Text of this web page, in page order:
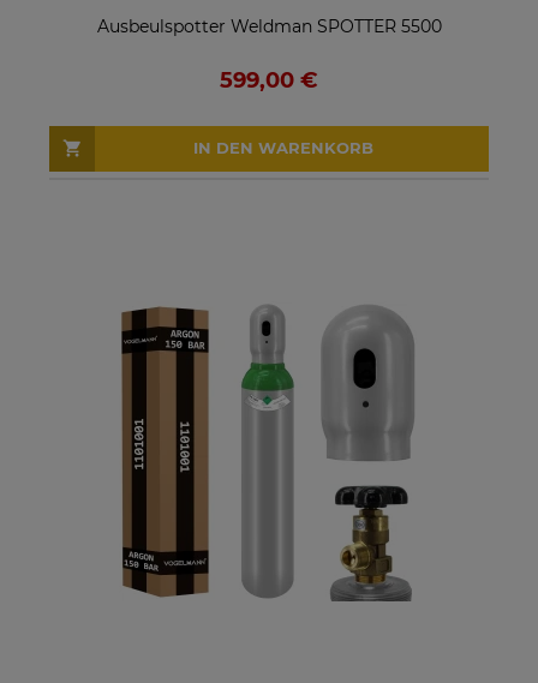
Ausbeulspotter Weldman SPOTTER 5500
599,00 €
IN DEN WARENKORB